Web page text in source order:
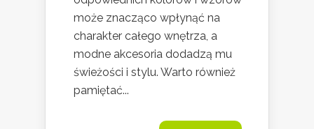
może znacząco wpłynąć na
charakter całego wnętrza, a
modne akcesoria dodadzą mu
świeżości i stylu. Warto również
pamiętać...